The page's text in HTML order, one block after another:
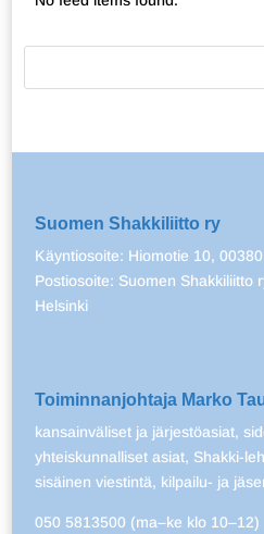
Suomen Shakkiliitto ry
Käyntiosoite: Hiomotie 10,
Postiosoite: Suomen Shakkiliitto
Helsinki
Toiminnanjohtaja Marko
kansainväliset ja järjestöasiat,
yhteiskunnalliset asiat, Shakki-
sisäinen viestintä, kilpailu- ja
050 5813500 (ma–ke klo 10–12)